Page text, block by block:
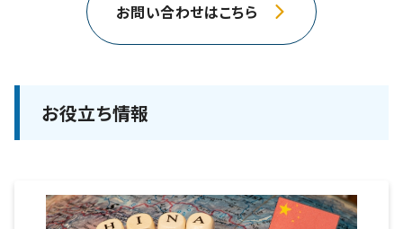
お問い合わせはこちら
お役立ち情報